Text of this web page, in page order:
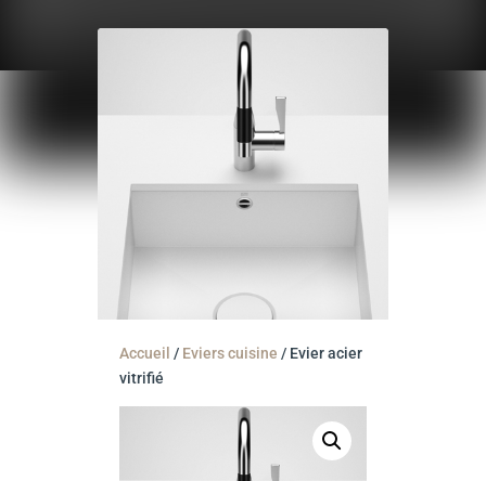
Accueil / Eviers cuisine / Evier acier
vitrifié